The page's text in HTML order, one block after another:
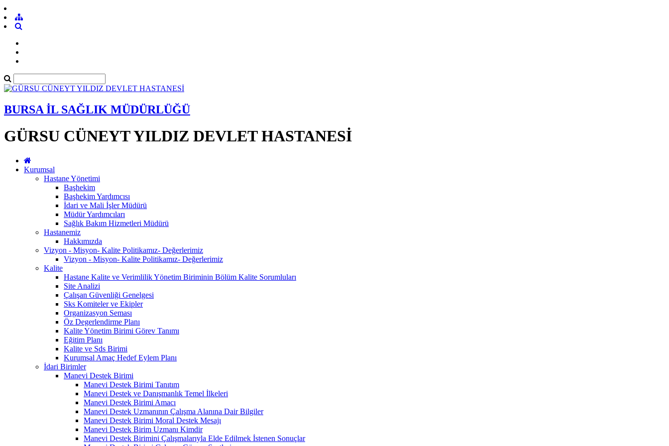
BURSA İL SAĞLIK MÜDÜRLÜĞÜ
GÜRSU CÜNEYT YILDIZ DEVLET HASTANESİ
Kurumsal
Hastane Yönetimi
Başhekim
Başhekim Yardımcısı
İdari ve Mali İşler Müdürü
Müdür Yardımcıları
Sağlık Bakım Hizmetleri Müdürü
Hastanemiz
Hakkımızda
Vizyon - Misyon- Kalite Politikamız- Değerlerimiz
Vizyon - Misyon- Kalite Politikamız- Değerlerimiz
Kalite
Hastane Kalite ve Verimlilik Yönetim Biriminin Bölüm Kalite Sorumluları
Site Analizi
Çalışan Güvenliği Genelgesi
Sks Komiteler ve Ekipler
Organizasyon Seması
Öz Degerlendirme Planı
Kalite Yönetim Birimi Görev Tanımı
Eğitim Planı
Kalite ve Sds Birimi
Kurumsal Amaç Hedef Eylem Planı
İdari Birimler
Manevi Destek Birimi
Manevi Destek Birimi Tanıtım
Manevi Destek ve Danışmanlık Temel İlkeleri
Manevi Destek Birimi Amacı
Manevi Destek Uzmanının Çalışma Alanına Dair Bilgiler
Manevi Destek Birimi Moral Destek Mesajı
Manevi Destek Birim Uzmanı Kimdir
Manevi Destek Birimini Çalışmalarıyla Elde Edilmek İstenen Sonuçlar